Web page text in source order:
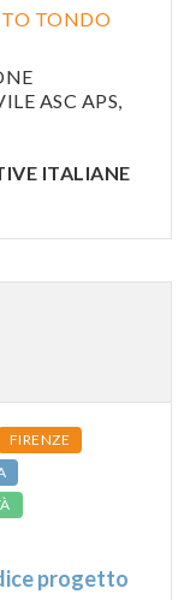
TONDO
ASC APS,
ITALIANE
FIRENZE
progetto